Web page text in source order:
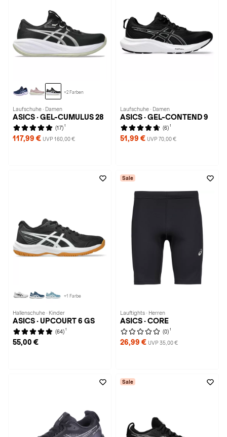
+2 Farben
Laufschuhe · Damen
ASICS · GEL-CUMULUS 28
(17) 1
117,99 € UVP 160,00 €
Laufschuhe · Damen
ASICS · GEL-CONTEND 9
(6) 1
51,99 € UVP 70,00 €
+1 Farbe
Hallenschuhe · Kinder
ASICS · UPCOURT 6 GS
(64) 1
55,00 €
Sale
Lauftights · Herren
ASICS · CORE
(0) 1
26,99 € UVP 35,00 €
Sale